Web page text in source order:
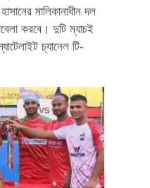
মালিকানাধীন দল
করবে। দুটি ম্যাচই
চ্যানেল টি-